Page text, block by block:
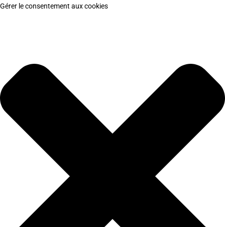
Gérer le consentement aux cookies